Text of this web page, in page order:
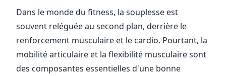
Dans le monde du fitness, la souplesse est
souvent reléguée au second plan, derrière le
renforcement musculaire et le cardio. Pourtant, la
mobilité articulaire et la flexibilité musculaire sont
des composantes essentielles d'une bonne